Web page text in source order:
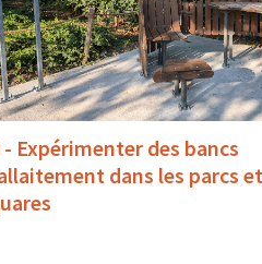
- Expérimenter des bancs
dans les parcs et